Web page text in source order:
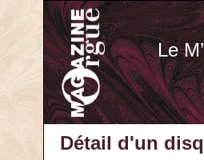
Le
Détail d'un